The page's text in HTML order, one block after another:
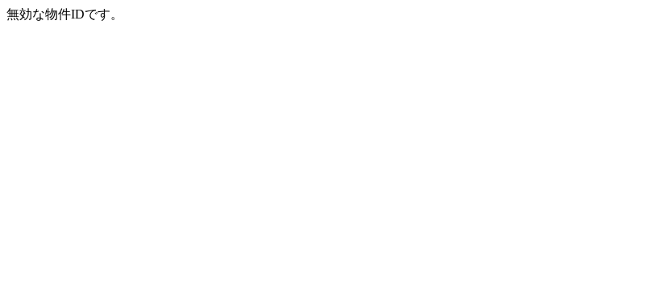
無効な物件IDです。